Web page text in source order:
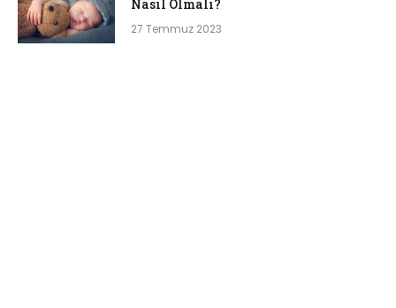
Nasıl Olmalı?
27 Temmuz 2023